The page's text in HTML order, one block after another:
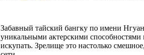
Забавный тайский бангку по имени
уникальными актерскими способностями
искупать. Зрелище это настолько